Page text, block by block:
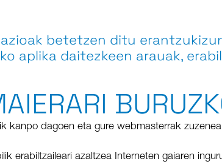
betetzen ditu
aplika daitezkeen arauak,
kanpo dagoen eta gure webmasterrak
erabiltzaileari azaltzea Interneten gaiaren